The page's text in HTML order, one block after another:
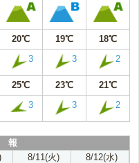
20℃ 19℃ 18℃
3 3 2
25℃ 23℃ 21℃
3 3 2
報
8/11(火) 8/12(水)